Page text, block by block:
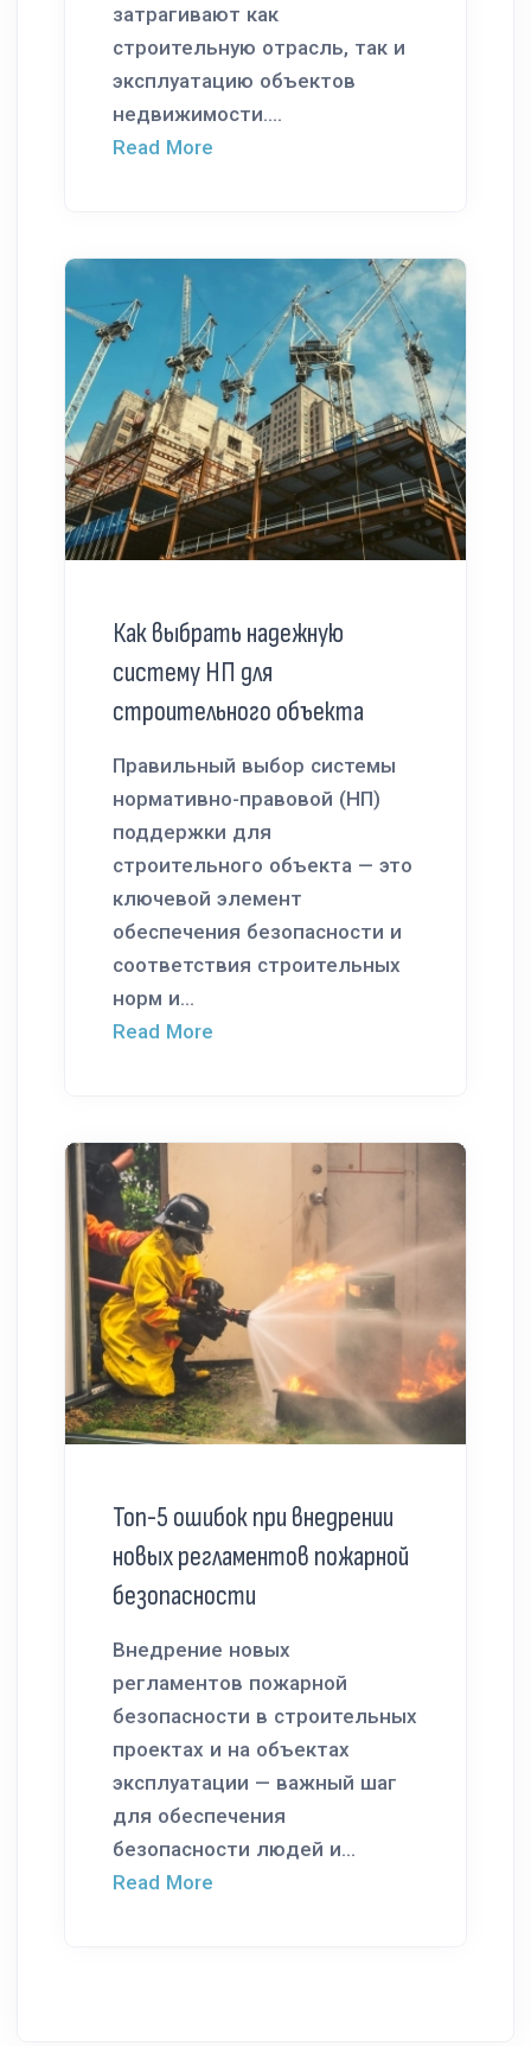
затрагивают как
строительную отрасль, так и
эксплуатацию объектов
недвижимости....
Read More
Как выбрать надежную
систему НП для
строительного объекта
Правильный выбор системы
нормативно-правовой (НП)
поддержки для
строительного объекта — это
ключевой элемент
обеспечения безопасности и
соответствия строительных
норм и...
Read More
Топ-5 ошибок при внедрении
новых регламентов пожарной
безопасности
Внедрение новых
регламентов пожарной
безопасности в строительных
проектах и на объектах
эксплуатации — важный шаг
для обеспечения
безопасности людей и...
Read More